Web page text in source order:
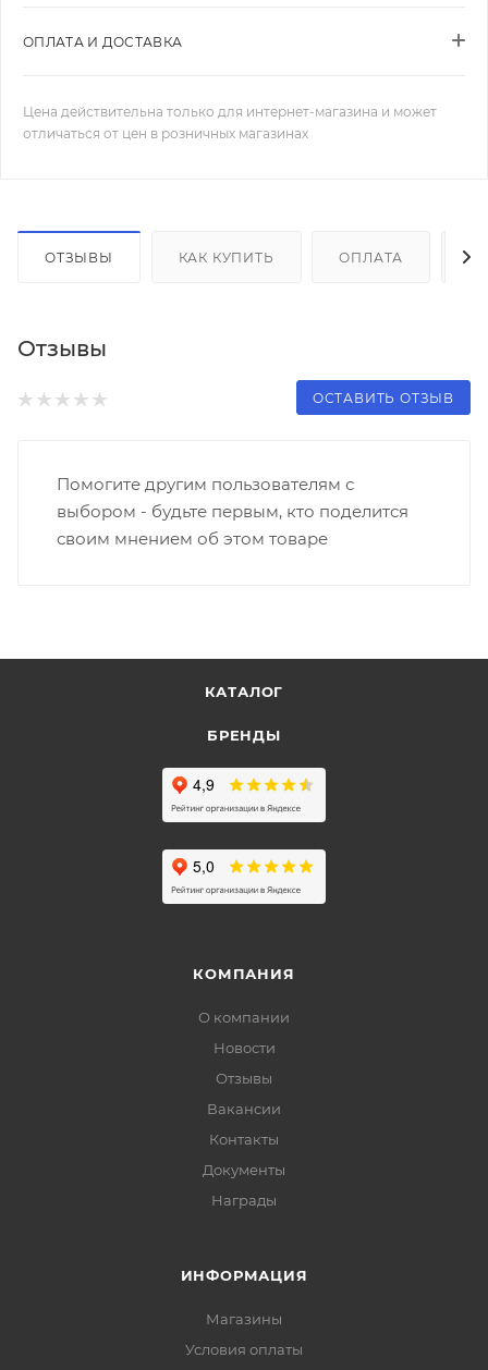
ОПЛАТА И ДОСТАВКА
Цена действительна только для интернет-магазина и может
отличаться от цен в розничных магазинах
ОТЗЫВЫ КАК КУПИТЬ ОПЛАТА
Отзывы
ОСТАВИТЬ ОТЗЫВ
Помогите другим пользователям с
выбором - будьте первым, кто поделится
своим мнением об этом товаре
КАТАЛОГ
БРЕНДЫ
КОМПАНИЯ
О компании
Новости
Отзывы
Вакансии
Контакты
Документы
Награды
ИНФОРМАЦИЯ
Магазины
Условия оплаты